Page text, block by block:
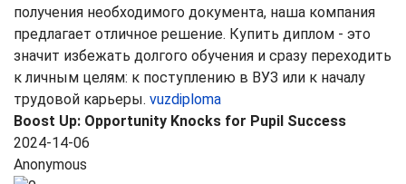
получения необходимого документа, наша компания
предлагает отличное решение. Купить диплом - это
значит избежать долгого обучения и сразу переходить
к личным целям: к поступлению в ВУЗ или к началу
трудовой карьеры. vuzdiploma
Boost Up: Opportunity Knocks for Pupil Success
2024-14-06
Anonymous